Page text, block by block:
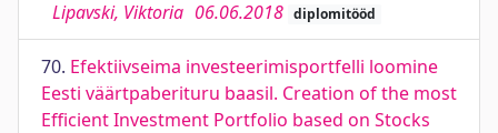
Lipavski, Viktoria 06.06.2018 diplomitööd
70. Efektiivseima investeerimisportfelli loomine
Eesti väärtpaberituru baasil. Creation of the most
Efficient Investment Portfolio based on Stocks